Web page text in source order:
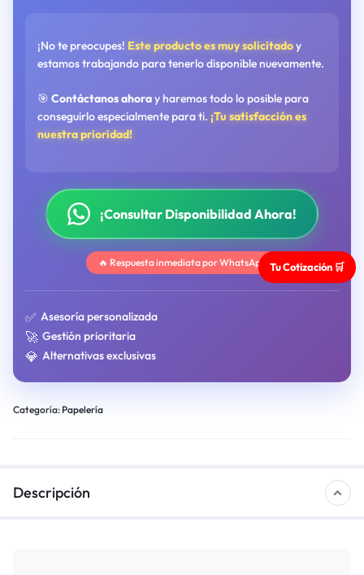
¡No te preocupes! Este producto es muy solicitadoy
estamos trabajando para tenerlo disponible nuevamente.
🎯 Contáctanos ahoray haremos todo lo posible para
conseguirlo especialmente para ti. ¡Tu satisfacción es
nuestra prioridad!
¡Consultar Disponibilidad Ahora!
🔥 Respuesta inmediata por WhatsApp
✅ Asesoría personalizada
🚀 Gestión prioritaria
💎 Alternativas exclusivas
Categoría: Papelería
Descripción
Tu Cotización 🛒